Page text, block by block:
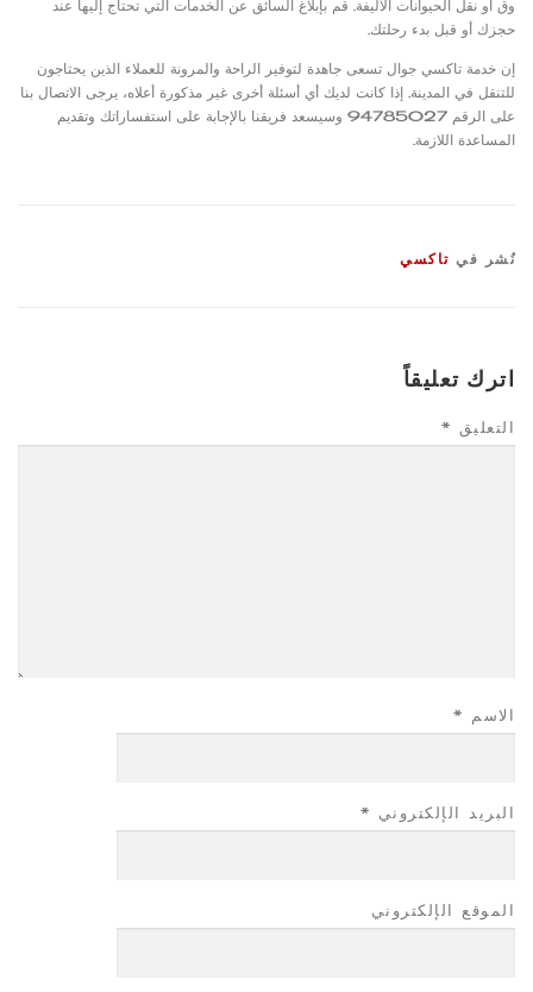
وق أو نقل الحيوانات الأليفة. قم بإبلاغ السائق عن الخدمات التي تحتاج إليها عند
حجزك أو قبل بدء رحلتك.
إن خدمة تاكسي جوال تسعى جاهدة لتوفير الراحة والمرونة للعملاء الذين يحتاجون
للتنقل في المدينة. إذا كانت لديك أي أسئلة أخرى غير مذكورة أعلاه، يرجى الاتصال بنا
على الرقم 94785027 وسيسعد فريقنا بالإجابة على استفساراتك وتقديم
المساعدة اللازمة.
نُشر في تاكسي
اترك تعليقاً
التعليق *
الاسم *
البريد الإلكتروني *
الموقع الإلكتروني